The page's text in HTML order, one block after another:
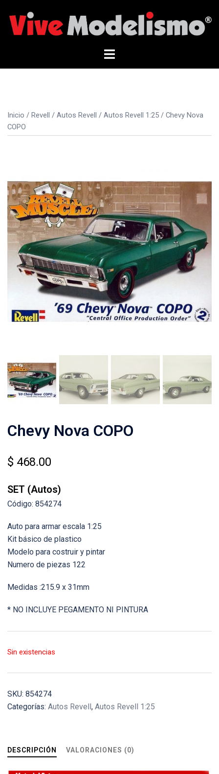
contenido
Alternar
Inicio / Revell / Autos Revell / Autos Revell 1:25 / Chevy Nova
COPO
Chevy Nova COPO
$ 468.00
SET (Autos)
Código: 854274
Auto para armar escala 1:25
Kit básico de plastico
Modelo para costruir y pintar
Numero de piezas 122
Medidas :215.9 x 31mm
* NO INCLUYE PEGAMENTO NI PINTURA
Sin existencias
SKU: 854274
Categorías: Autos Revell, Autos Revell 1:25
DESCRIPCIÓN VALORACIONES (0)